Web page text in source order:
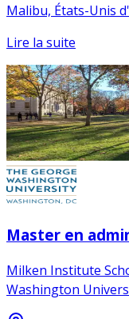
Malibu, États-Unis
Lire la suite
Master en
Milken Institute
Washington